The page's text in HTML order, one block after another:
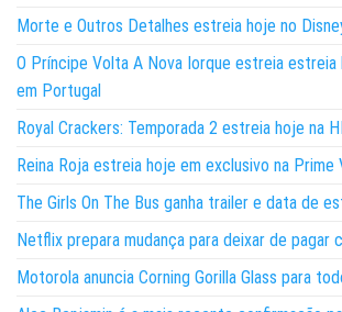
Morte e Outros Detalhes estreia hoje no
O Príncipe Volta A Nova Iorque estreia estreia
em Portugal
Royal Crackers: Temporada 2 estreia hoje na
Reina Roja estreia hoje em exclusivo na Prime
The Girls On The Bus ganha trailer e data de
Netflix prepara mudança para deixar de pagar
Motorola anuncia Corning Gorilla Glass para